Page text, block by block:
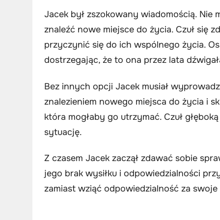
Jacek był zszokowany wiadomością. Nie
znaleźć nowe miejsce do życia. Czuł się
przyczynić się do ich wspólnego życia.
dostrzegając, że to ona przez lata
Bez innych opcji Jacek musiał
znalezieniem nowego miejsca do życia i
która mogłaby go utrzymać. Czuł
sytuację.
Z czasem Jacek zaczął zdawać sobie
jego brak wysiłku i odpowiedzialności
zamiast wziąć odpowiedzialność za